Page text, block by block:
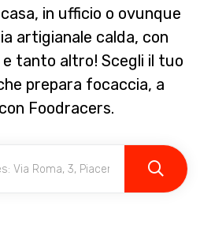
in ufficio o ovunque
artigianale calda, con
tanto altro! Scegli il tuo
prepara focaccia, a
Foodracers.